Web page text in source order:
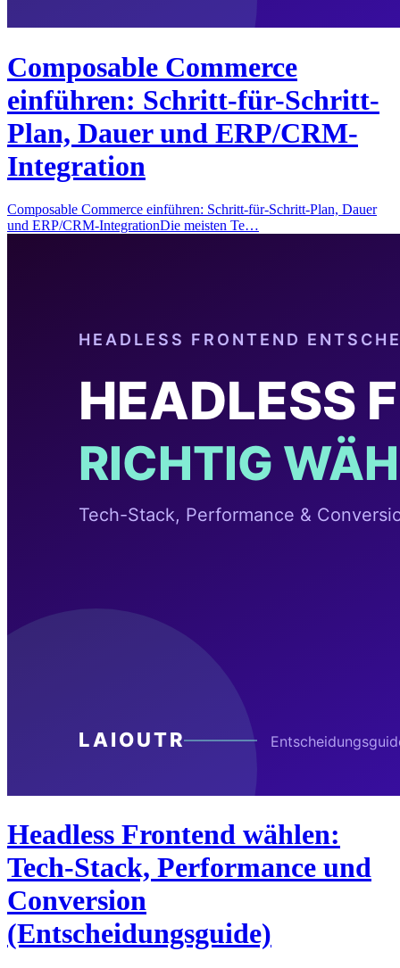
Composable Commerce
einführen: Schritt-für-Schritt-
Plan, Dauer und ERP/CRM-
Integration
Composable Commerce einführen: Schritt-für-Schritt-Plan, Dauer
und ERP/CRM-IntegrationDie meisten Te…
Headless Frontend wählen:
Tech-Stack, Performance und
Conversion
(Entscheidungsguide)